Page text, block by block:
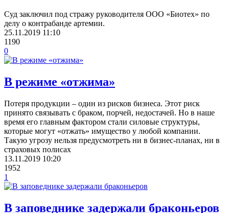
Суд заключил под стражу руководителя ООО «Биотех» по
делу о контрабанде артемии.
25.11.2019 11:10
1190
0
В режиме «отжима»
Потеря продукции – один из рисков бизнеса. Этот риск
принято связывать с браком, порчей, недостачей. Но в наше
время его главным фактором стали силовые структуры,
которые могут «отжать» имущество у любой компании.
Такую угрозу нельзя предусмотреть ни в бизнес-планах, ни в
страховых полисах
13.11.2019 10:20
1952
1
В заповеднике задержали браконьеров